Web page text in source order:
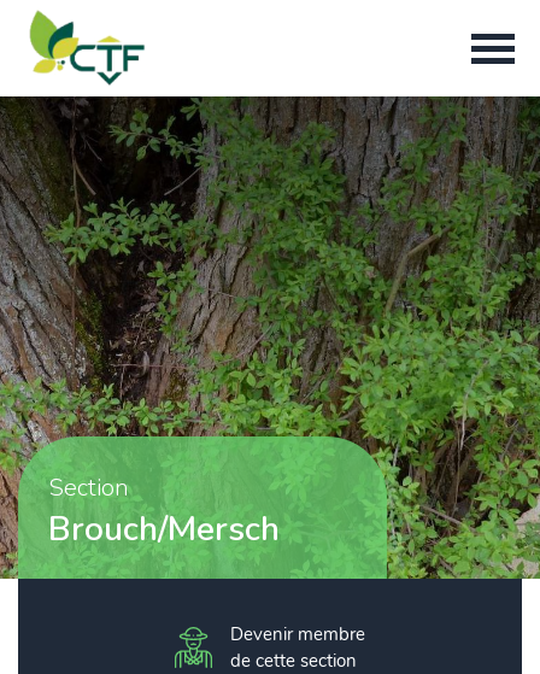
Section
Brouch/Mersch
Devenir membre
de cette section